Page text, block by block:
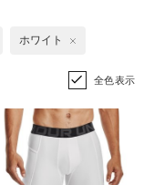
ホワイト
全色表示